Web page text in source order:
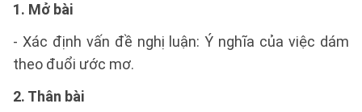
1. Mở bài
- Xác định vấn đề nghị luận: Ý nghĩa của việc dám
theo đuổi ước mơ.
2. Thân bài